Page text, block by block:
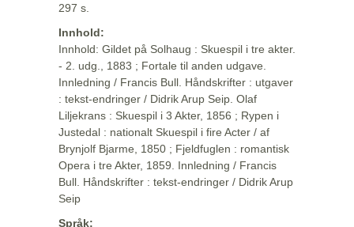
297 s.
Innhold:
Innhold: Gildet på Solhaug : Skuespil i tre akter.
- 2. udg., 1883 ; Fortale til anden udgave.
Innledning / Francis Bull. Håndskrifter : utgaver
: tekst-endringer / Didrik Arup Seip. Olaf
Liljekrans : Skuespil i 3 Akter, 1856 ; Rypen i
Justedal : nationalt Skuespil i fire Acter / af
Brynjolf Bjarme, 1850 ; Fjeldfuglen : romantisk
Opera i tre Akter, 1859. Innledning / Francis
Bull. Håndskrifter : tekst-endringer / Didrik Arup
Seip
Språk: